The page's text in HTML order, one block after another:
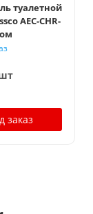
туалетной
AEC-CHR-
заказ